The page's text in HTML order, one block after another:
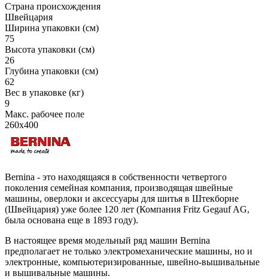
Страна происхождения
Швейцария
Ширина упаковки (см)
75
Высота упаковки (см)
26
Глубина упаковки (см)
62
Вес в упаковке (кг)
9
Макс. рабочее поле
260x400
Bernina - это находящаяся в собственности четвертого
поколения семейная компания, производящая швейные
машины, оверлоки и аксессуары для шитья в Штекборне
(Швейцария) уже более 120 лет (Компания Fritz Gegauf AG,
была основана еще в 1893 году).
В настоящее время модельный ряд машин Bernina
предполагает не только электромеханические машины, но и
электронные, компьютеризированные, швейно-вышивальные
и вышивальные машины.